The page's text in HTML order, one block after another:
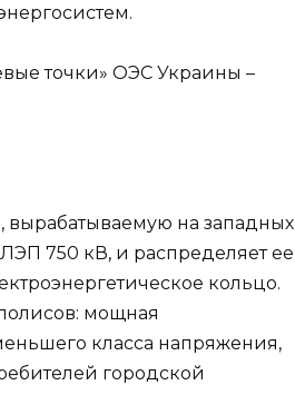
точки» ОЭС Украины –
вырабатываемую на западных
750 кВ, и распределяет ее
кольцо.
мощная
класса напряжения,
городской